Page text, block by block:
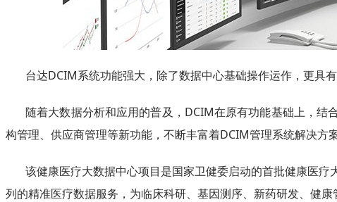
台达DCIM系统功能强大，除了数据中心基础操作运作，更具
随着大数据分析和应用的普及，DCIM在原有功能基础上，
构管理、供应商管理等新功能，不断丰富着DCIM管理系统解决方
该健康医疗大数据中心项目是国家卫健委启动的首批健康医
列的精准医疗数据服务，为临床科研、基因测序、新药研发、健